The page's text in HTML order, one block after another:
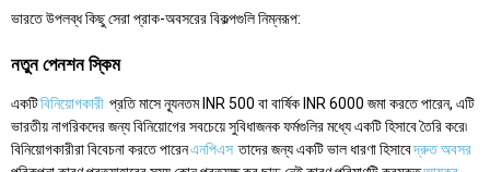
ভারতে উপলব্ধ কিছু সেরা প্রাক-অবসরের বিকল্পগুলি নিম্নরূপ:
নতুন পেনশন স্কিম
একটিবিনিয়োগকারী প্রতি মাসে ন্যূনতম INR 500 বা বার্ষিক INR 6000 জমা করতে পারেন, এটি
ভারতীয় নাগরিকদের জন্য বিনিয়োগের সবচেয়ে সুবিধাজনক ফর্মগুলির মধ্যে একটি হিসাবে তৈরি করে৷
বিনিয়োগকারীরা বিবেচনা করতে পারেনএনপিএস তাদের জন্য একটি ভাল ধারণা হিসাবেদ্রুত অবসর